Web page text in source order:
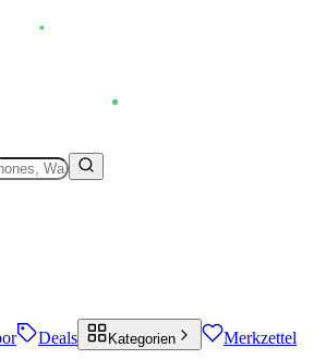
Deals Kategorien Merkzettel